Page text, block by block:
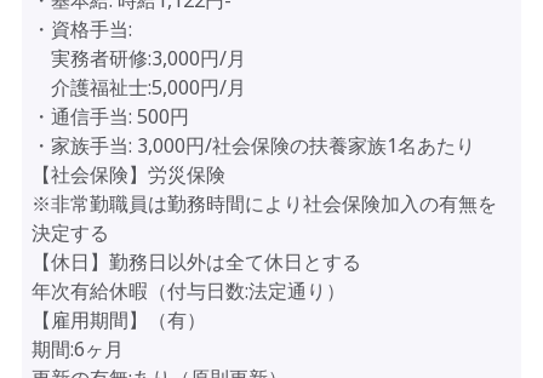
・資格手当:
実務者研修:3,000円/月
介護福祉士:5,000円/月
・通信手当: 500円
・家族手当: 3,000円/社会保険の扶養家族1名あたり
【社会保険】労災保険
※非常勤職員は勤務時間により社会保険加入の有無を
決定する
【休日】勤務日以外は全て休日とする
年次有給休暇（付与日数:法定通り）
【雇用期間】（有）
期間:6ヶ月